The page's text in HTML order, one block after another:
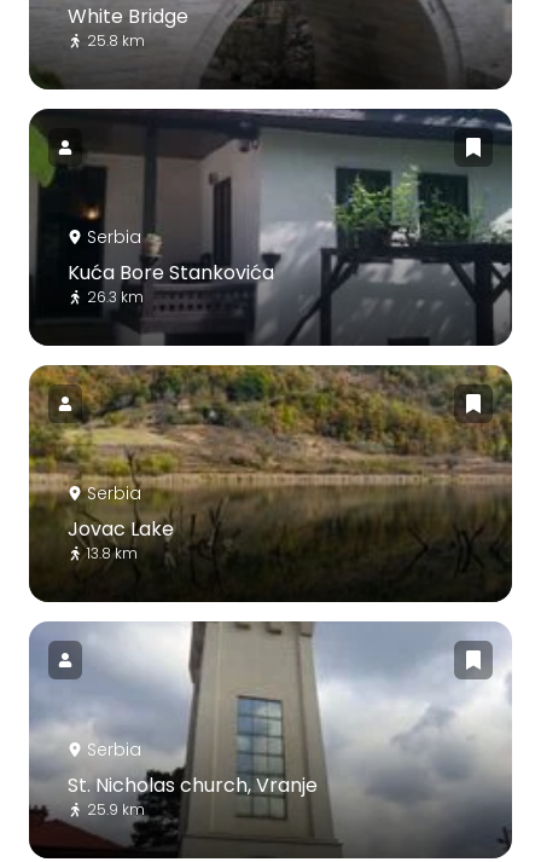
White Bridge
25.8 km
Serbia
Kuća Bore Stankovića
26.3 km
Serbia
Jovac Lake
13.8 km
Serbia
St. Nicholas church, Vranje
25.9 km